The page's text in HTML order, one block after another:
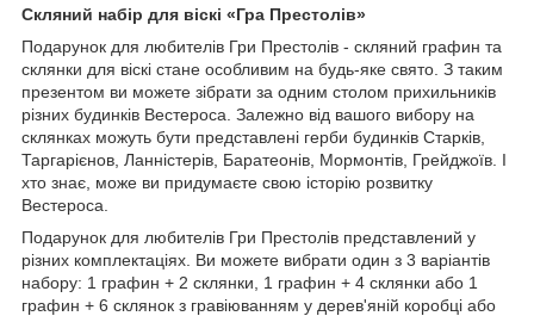
Скляний набір для віскі «Гра Престолів»
Подарунок для любителів Гри Престолів - скляний графин та
склянки для віскі стане особливим на будь-яке свято. З таким
презентом ви можете зібрати за одним столом прихильників
різних будинків Вестероса. Залежно від вашого вибору на
склянках можуть бути представлені герби будинків Старків,
Таргарієнов, Ланністерів, Баратеонів, Мормонтів, Грейджоїв. І
хто знає, може ви придумаєте свою історію розвитку
Вестероса.
Подарунок для любителів Гри Престолів представлений у
різних комплектаціях. Ви можете вибрати один з 3 варіантів
набору: 1 графин + 2 склянки, 1 графин + 4 склянки або 1
графин + 6 склянок з гравіюванням у дерев'яній коробці або